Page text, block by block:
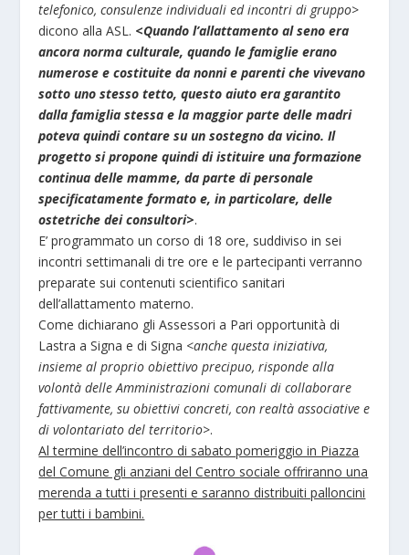
telefonico, consulenze individuali ed incontri di gruppo>
dicono alla ASL. <Quando l’allattamento al seno era
ancora norma culturale, quando le famiglie erano
numerose e costituite da nonni e parenti che vivevano
sotto uno stesso tetto, questo aiuto era garantito
dalla famiglia stessa e la maggior parte delle madri
poteva quindi contare su un sostegno da vicino. Il
progetto si propone quindi di istituire una formazione
continua delle mamme, da parte di personale
specificatamente formato e, in particolare, delle
ostetriche dei consultori>.
E’ programmato un corso di 18 ore, suddiviso in sei
incontri settimanali di tre ore e le partecipanti verranno
preparate sui contenuti scientifico sanitari
dell’allattamento materno.
Come dichiarano gli Assessori a Pari opportunità di
Lastra a Signa e di Signa <anche questa iniziativa,
insieme al proprio obiettivo precipuo, risponde alla
volontà delle Amministrazioni comunali di collaborare
fattivamente, su obiettivi concreti, con realtà associative e
di volontariato del territorio>.
Al termine dell’incontro di sabato pomeriggio in Piazza
del Comune gli anziani del Centro sociale offriranno una
merenda a tutti i presenti e saranno distribuiti palloncini
per tutti i bambini.